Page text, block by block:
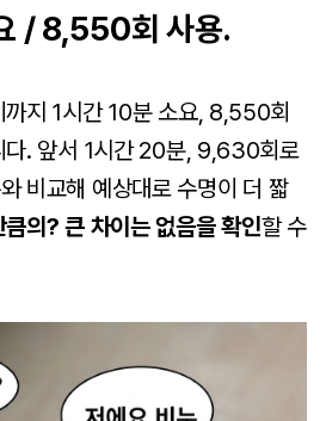
/ 8,550회 사용.
까지 1시간 10분 소요, 8,550회
다. 앞서 1시간 20분, 9,630회로
비교해 예상대로 수명이 더 짧
큼의? 큰 차이는 없음을 확인할 수